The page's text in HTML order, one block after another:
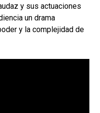
y sus actuaciones
un drama
y la complejidad de